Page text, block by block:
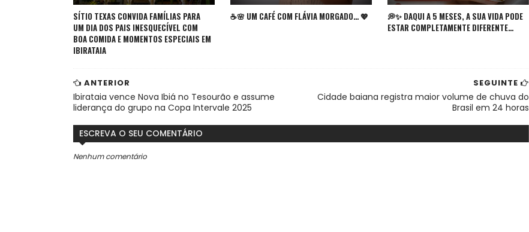
SÍTIO TEXAS CONVIDA FAMÍLIAS PARA
UM DIA DOS PAIS INESQUECÍVEL COM
BOA COMIDA E MOMENTOS ESPECIAIS EM
IBIRATAIA
☕🌸 UM CAFÉ COM FLÁVIA MORGADO… 💖
💭✨ DAQUI A 5 MESES, A SUA VIDA PODE
ESTAR COMPLETAMENTE DIFERENTE…
SEGUINTE
Cidade baiana registra maior volume de chuva do
Brasil em 24 horas
ANTERIOR
Ibirataia vence Nova Ibiá no Tesourão e assume
liderança do grupo na Copa Intervale 2025
ESCREVA O SEU COMENTÁRIO
Nenhum comentário